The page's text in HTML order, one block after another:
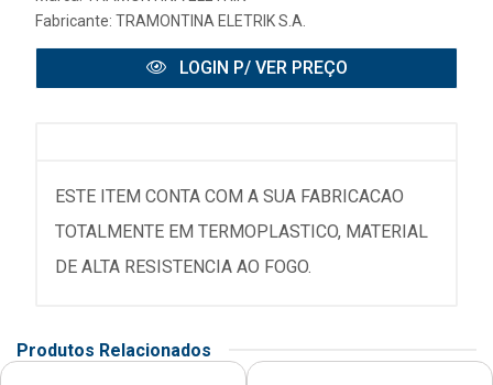
Fabricante: TRAMONTINA ELETRIK S.A.
LOGIN P/ VER PREÇO
ESTE ITEM CONTA COM A SUA FABRICACAO
TOTALMENTE EM TERMOPLASTICO, MATERIAL
DE ALTA RESISTENCIA AO FOGO.
Produtos Relacionados